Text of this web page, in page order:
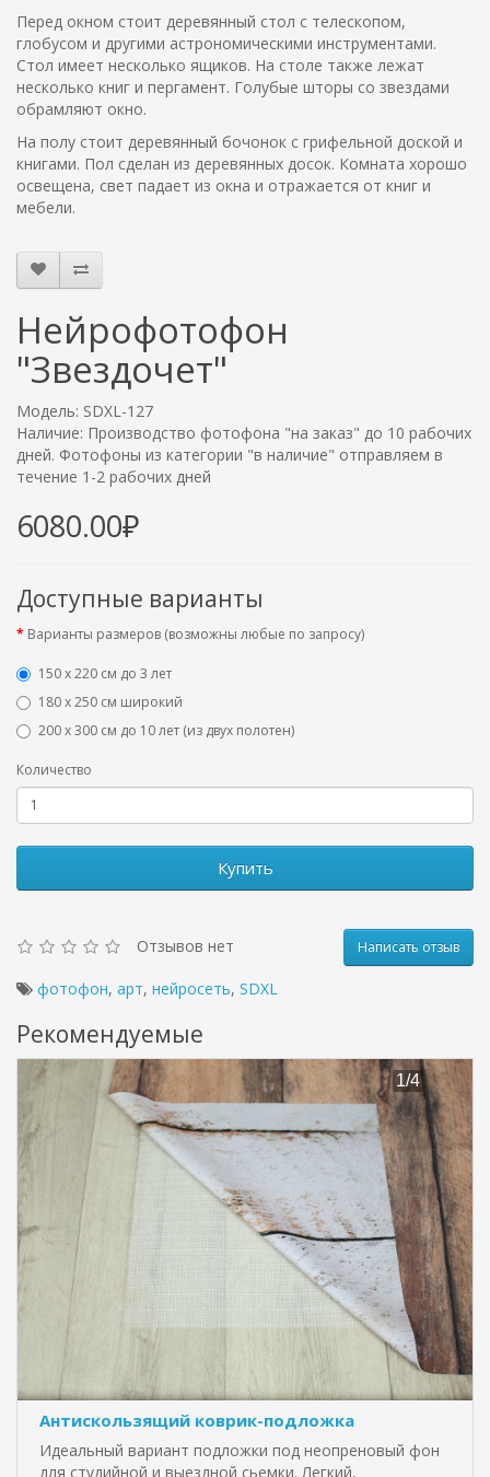
Перед окном стоит деревянный стол с телескопом,
глобусом и другими астрономическими инструментами.
Стол имеет несколько ящиков. На столе также лежат
несколько книг и пергамент. Голубые шторы со звездами
обрамляют окно.
На полу стоит деревянный бочонок с грифельной доской и
книгами. Пол сделан из деревянных досок. Комната хорошо
освещена, свет падает из окна и отражается от книг и
мебели.
Нейрофотофон
"Звездочет"
Модель: SDXL-127
Наличие: Производство фотофона "на заказ" до 10 рабочих
дней. Фотофоны из категории "в наличие" отправляем в
течение 1-2 рабочих дней
6080.00₽
Доступные варианты
Варианты размеров (возможны любые по запросу)
150 х 220 см до 3 лет
180 х 250 см широкий
200 х 300 см до 10 лет (из двух полотен)
Количество
Купить
Отзывов нет Написать отзыв
фотофон, арт, нейросеть, SDXL
Рекомендуемые
Антискользящий коврик-подложка
Идеальный вариант подложки под неопреновый фон
для студийной и выездной сьемки. Легкий,